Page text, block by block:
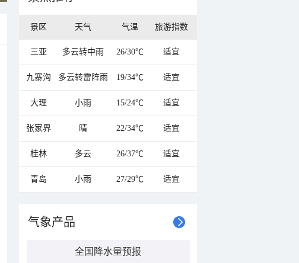
景区 天气 气温 旅游指数
三亚 多云转中雨 26/30℃ 适宜
九寨沟 多云转雷阵雨 19/34℃ 适宜
大理 小雨 15/24℃ 适宜
张家界 晴 22/34℃ 适宜
桂林 多云 26/37℃ 适宜
青岛 小雨 27/29℃ 适宜
气象产品
全国降水量预报